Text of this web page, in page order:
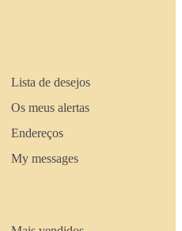
Lista de desejos
Os meus alertas
Endereços
My messages